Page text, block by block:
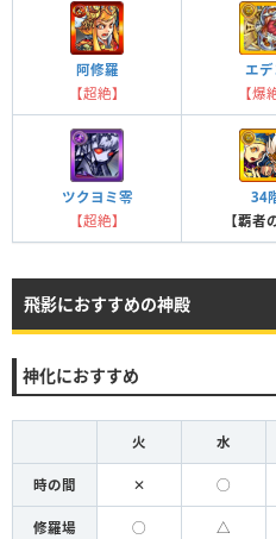
阿修羅
【超絶】
エデ
【爆
ツクヨミ零
【超絶】
34
【覇者
飛影におすすめの神殿
神化におすすめ
火 水
時の間 ✕ ◯
修羅場 ◯ △